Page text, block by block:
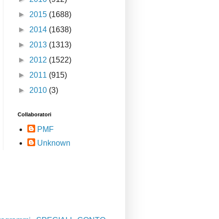
► 2015 (1688)
► 2014 (1638)
► 2013 (1313)
► 2012 (1522)
► 2011 (915)
► 2010 (3)
Collaboratori
PMF
Unknown